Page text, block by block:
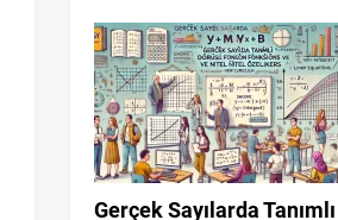
Gerçek Sayılarda Tanımlı